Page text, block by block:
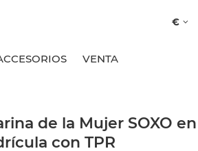
€
VENTA
de la Mujer SOXO en
con TPR